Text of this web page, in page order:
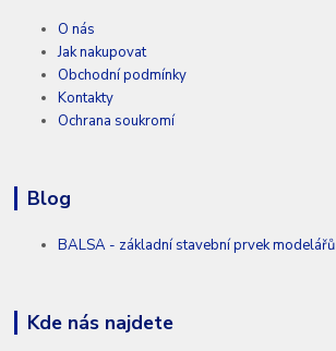
O nás
Jak nakupovat
Obchodní podmínky
Kontakty
Ochrana soukromí
Blog
BALSA - základní stavební prvek modelářů
Kde nás najdete